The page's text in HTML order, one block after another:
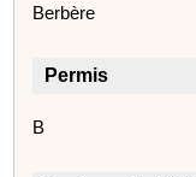
Berbère
Permis
B